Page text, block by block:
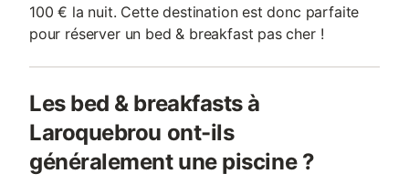
100 € la nuit. Cette destination est donc parfaite
pour réserver un bed & breakfast pas cher !
Les bed & breakfasts à
Laroquebrou ont-ils
généralement une piscine ?